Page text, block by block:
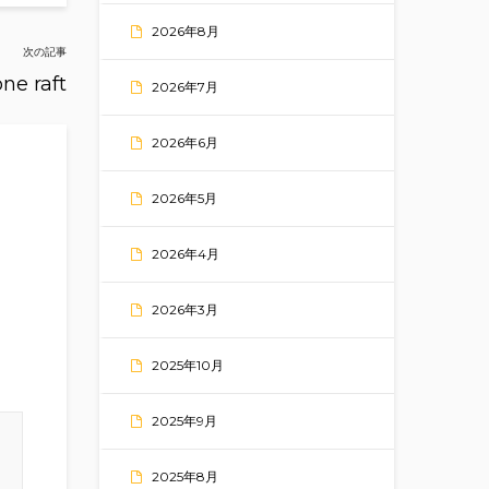
次の記事
raft
2026年8月
2026年7月
2026年6月
2026年5月
2026年4月
2026年3月
2025年10月
2025年9月
2025年8月